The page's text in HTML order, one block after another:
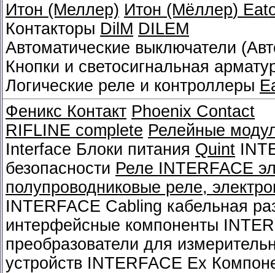
Итон (Меллер) Итон (Мёллер)
Контакторы DilM DILEM
Автоматические выключатели
Кнопки и светосигнальная
Логические реле и контроллеры
Феникс Контакт Phoenix Contact
RIFLINE complete Релейные
Interface Блоки питания Quint
безопасности Реле INTERFACE
полупроводниковые реле,
INTERFACE Cabling кабельная
интерфейсные компоненты
преобразователи для
устройств INTERFACE Ex